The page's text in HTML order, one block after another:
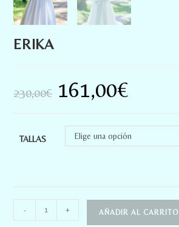
ERIKA
230,00€ 161,00€
TALLAS Elige una opción
- + AÑADIR AL CARRITO